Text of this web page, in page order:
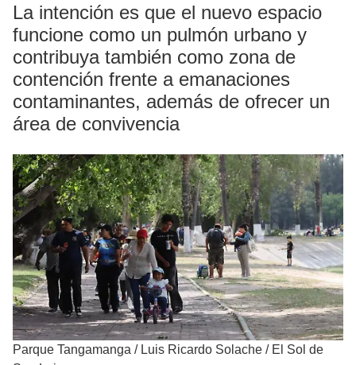
La intención es que el nuevo espacio
funcione como un pulmón urbano y
contribuya también como zona de
contención frente a emanaciones
contaminantes, además de ofrecer un
área de convivencia
Parque Tangamanga / Luis Ricardo Solache / El Sol de